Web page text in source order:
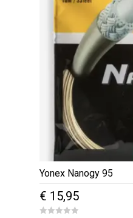
Yonex Nanogy 95
€ 15,95